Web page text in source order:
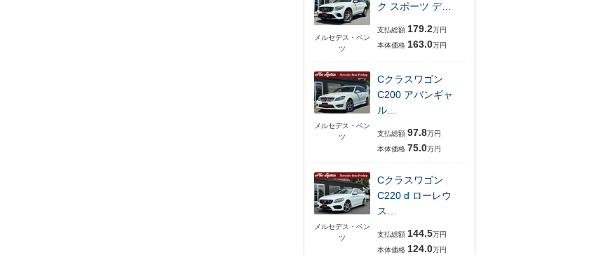
メルセデス・ベン
ツ
ク スポーツ デ…
支払総額 179.2万円
本体価格 163.0万円
メルセデス・ベン
ツ
Cクラスワゴン
C200 アバンギャ
ル…
支払総額 97.8万円
本体価格 75.0万円
メルセデス・ベン
ツ
Cクラスワゴン
C220 d ローレウ
ス…
支払総額 144.5万円
本体価格 124.0万円